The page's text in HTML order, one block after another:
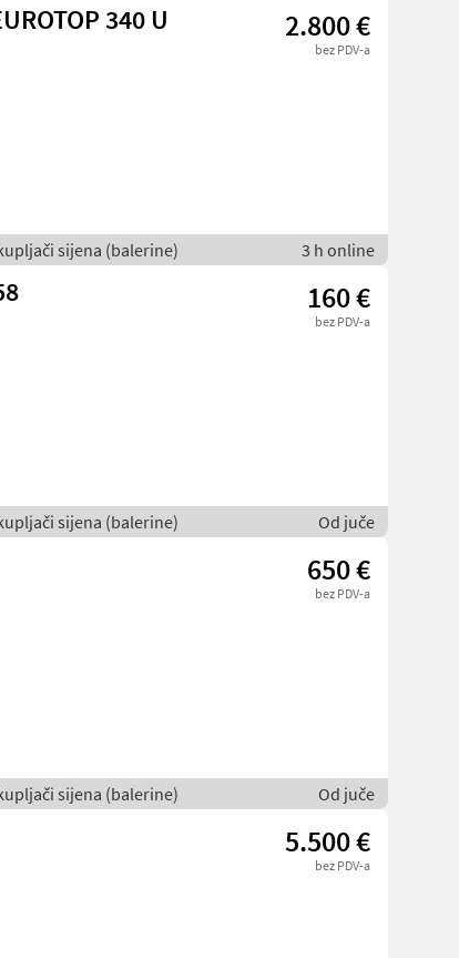
340 U 2.800 €
bez PDV-a
sijena (balerine) 3 h online
160 €
bez PDV-a
sijena (balerine) Od juče
650 €
bez PDV-a
sijena (balerine) Od juče
5.500 €
bez PDV-a